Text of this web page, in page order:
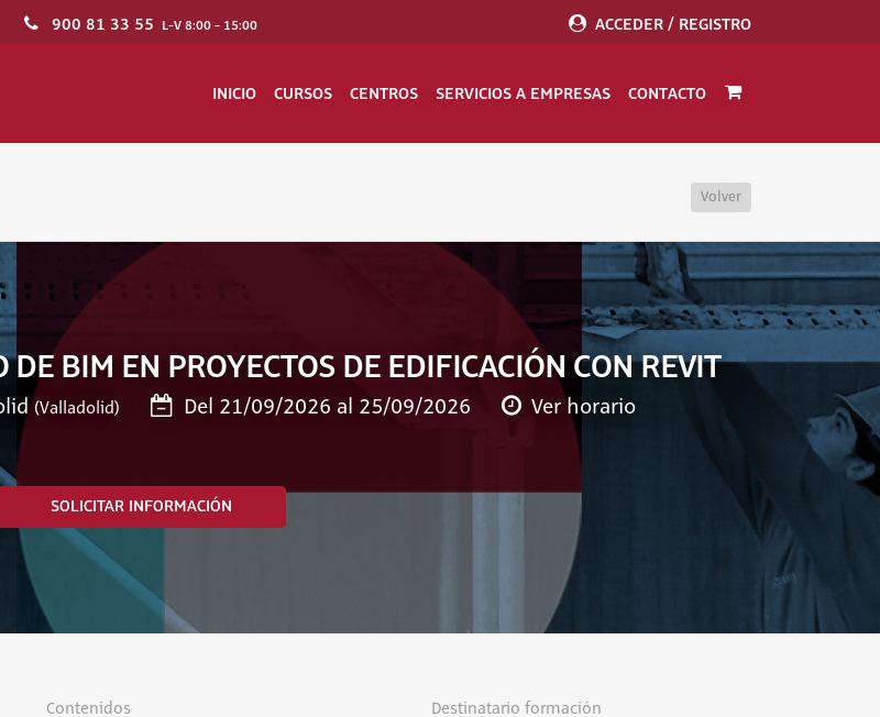
900 81 33 55 L-V 8:00 - 15:00 ACCEDER / REGISTRO
INICIO CURSOS CENTROS SERVICIOS A EMPRESAS CONTACTO
Volver
BIM EN PROYECTOS DE EDIFICACIÓN CON REVIT
(Valladolid) Del 21/09/2026 al 25/09/2026 Ver horario
SOLICITAR INFORMACIÓN
Contenidos Destinatario formación